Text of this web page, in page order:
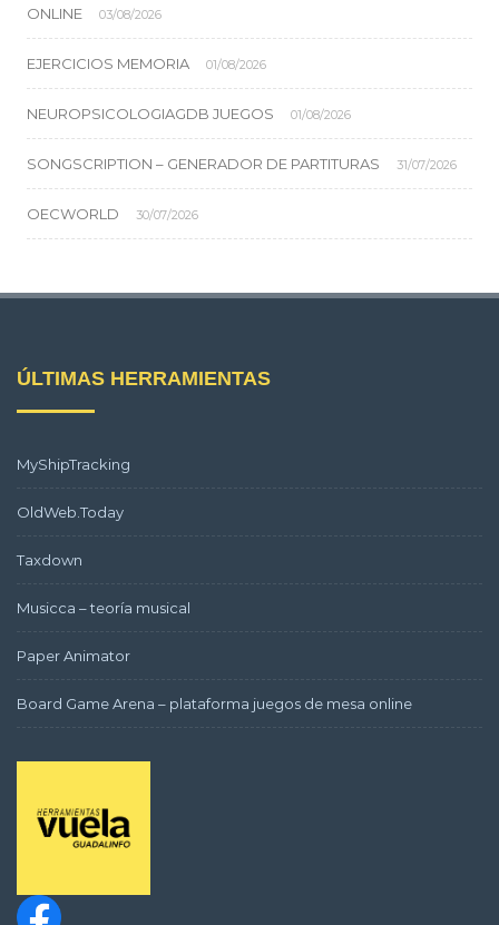
ONLINE
03/08/2026
EJERCICIOS MEMORIA 01/08/2026
NEUROPSICOLOGIAGDB JUEGOS 01/08/2026
SONGSCRIPTION – GENERADOR DE PARTITURAS 31/07/2026
OECWORLD 30/07/2026
ÚLTIMAS HERRAMIENTAS
MyShipTracking
OldWeb.Today
Taxdown
Musicca – teoría musical
Paper Animator
Board Game Arena – plataforma juegos de mesa online